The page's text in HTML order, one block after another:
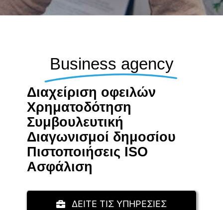
Business agency
Διαχείριση οφειλών
Χρηματοδότηση
Συμβουλευτική
Διαγωνισμοί δημοσίου
Πιστοποιήσεις ISO
Aσφάλιση
ΔΕΙΤΕ ΤΙΣ ΥΠΗΡΕΣΙΕΣ